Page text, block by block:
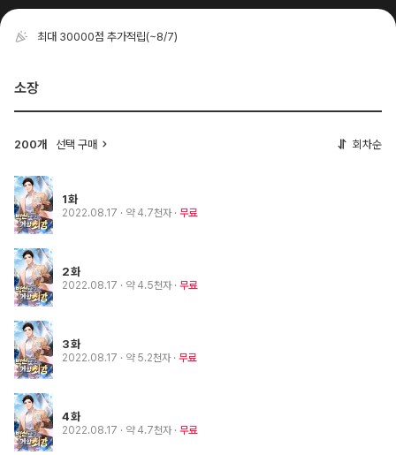
최대 30000점 추가적립(~8/7)
소장
200개 선택 구매 회차순
1화
2022.08.17 · 약 4.7천자 무료
2화
2022.08.17 · 약 4.5천자 무료
3화
2022.08.17 · 약 5.2천자 무료
4화
2022.08.17 · 약 4.7천자 무료